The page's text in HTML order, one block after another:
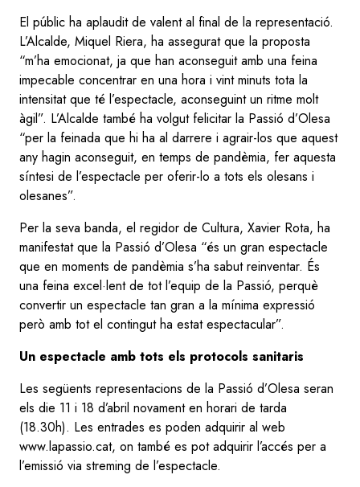
El públic ha aplaudit de valent al final de la representació.
L’Alcalde, Miquel Riera, ha assegurat que la proposta
“m’ha emocionat, ja que han aconseguit amb una feina
impecable concentrar en una hora i vint minuts tota la
intensitat que té l’espectacle, aconseguint un ritme molt
àgil”. L’Alcalde també ha volgut felicitar la Passió d’Olesa
“per la feinada que hi ha al darrere i agrair-los que aquest
any hagin aconseguit, en temps de pandèmia, fer aquesta
síntesi de l’espectacle per oferir-lo a tots els olesans i
olesanes”.
Per la seva banda, el regidor de Cultura, Xavier Rota, ha
manifestat que la Passió d’Olesa “és un gran espectacle
que en moments de pandèmia s’ha sabut reinventar. És
una feina excel·lent de tot l’equip de la Passió, perquè
convertir un espectacle tan gran a la mínima expressió
però amb tot el contingut ha estat espectacular”.
Un espectacle amb tots els protocols sanitaris
Les següents representacions de la Passió d’Olesa seran
els die 11 i 18 d’abril novament en horari de tarda
(18.30h). Les entrades es poden adquirir al web
www.lapassio.cat, on també es pot adquirir l’accés per a
l’emissió via streming de l’espectacle.